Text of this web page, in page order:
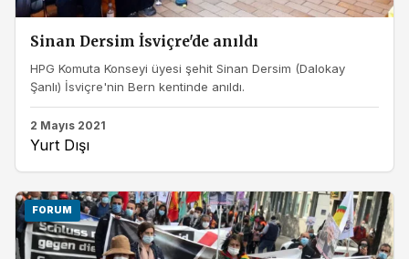
Sinan Dersim İsviçre'de anıldı
HPG Komuta Konseyi üyesi şehit Sinan Dersim (Dalokay
Şanlı) İsviçre'nin Bern kentinde anıldı.
2 Mayıs 2021
Yurt Dışı
FORUM